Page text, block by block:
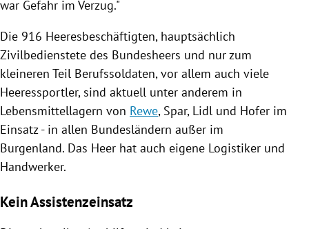
war Gefahr im Verzug."
Die 916 Heeresbeschäftigten, hauptsächlich
Zivilbedienstete des Bundesheers und nur zum
kleineren Teil Berufssoldaten, vor allem auch viele
Heeressportler, sind aktuell unter anderem in
Lebensmittellagern von Rewe, Spar, Lidl und Hofer im
Einsatz - in allen Bundesländern außer im
Burgenland. Das Heer hat auch eigene Logistiker und
Handwerker.
Kein Assistenzeinsatz